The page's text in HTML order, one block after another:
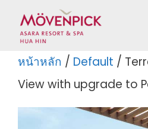
content
หน้าหลัก / Default /
View with upgrade to